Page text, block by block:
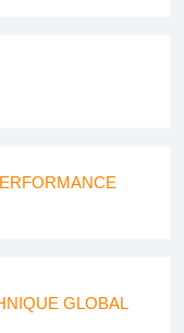
GLOBAL